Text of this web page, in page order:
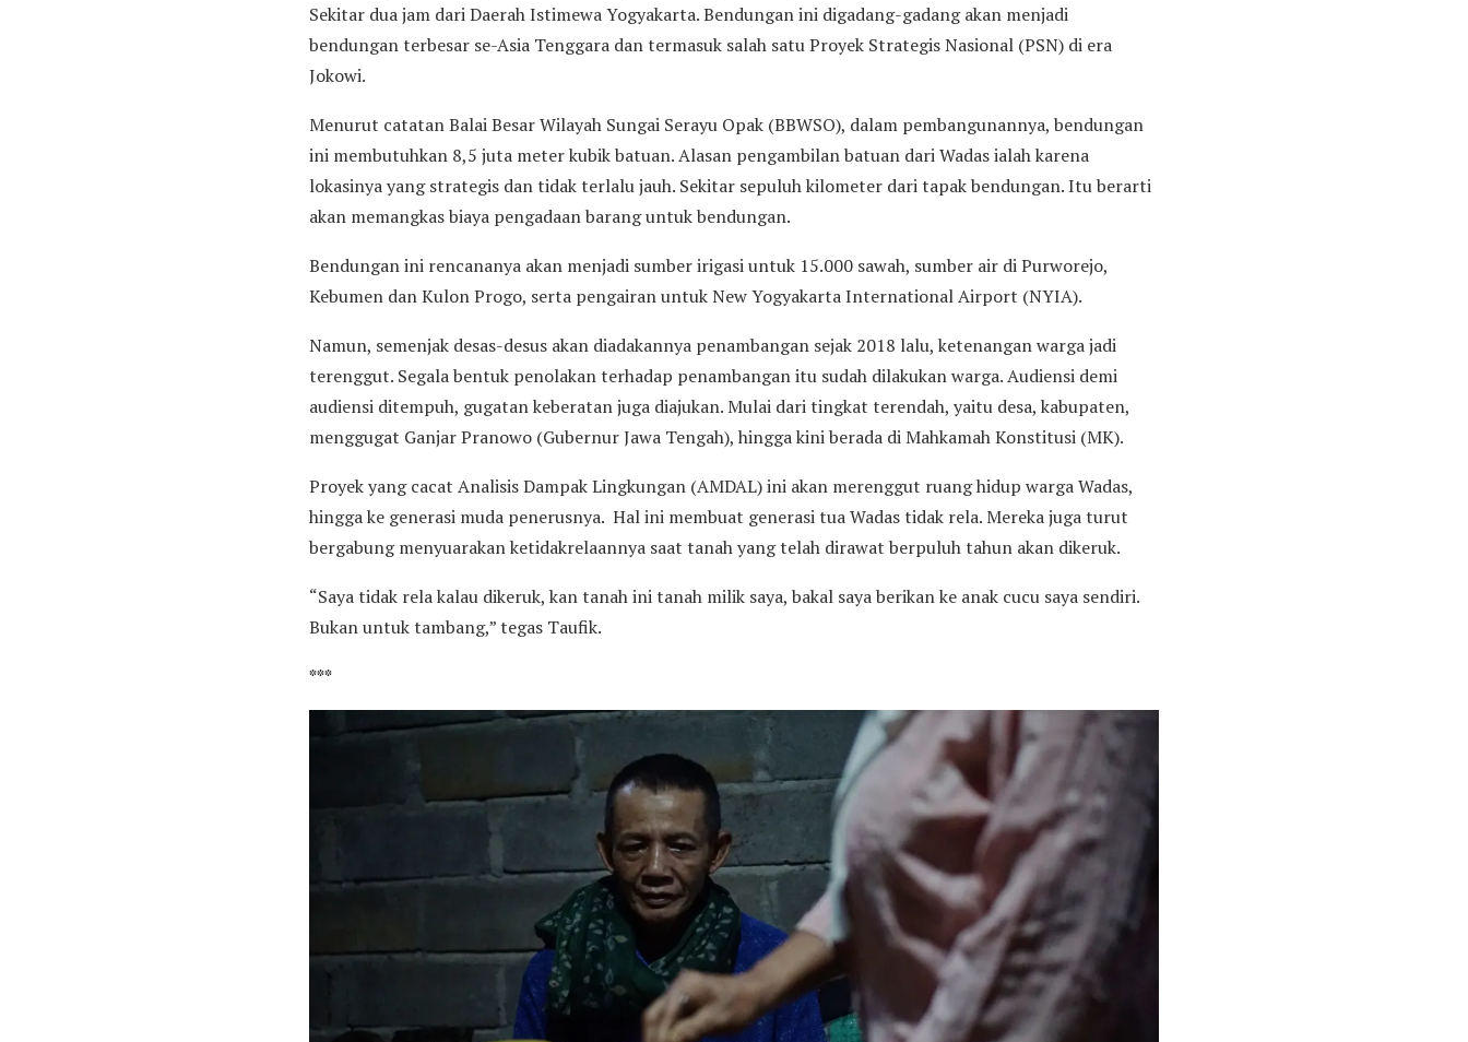
Sekitar dua jam dari Daerah Istimewa Yogyakarta. Bendungan ini digadang-gadang akan menjadi
bendungan terbesar se-Asia Tenggara dan termasuk salah satu Proyek Strategis Nasional (PSN) di era
Jokowi.
Menurut catatan Balai Besar Wilayah Sungai Serayu Opak (BBWSO), dalam pembangunannya, bendungan
ini membutuhkan 8,5 juta meter kubik batuan. Alasan pengambilan batuan dari Wadas ialah karena
lokasinya yang strategis dan tidak terlalu jauh. Sekitar sepuluh kilometer dari tapak bendungan. Itu berarti
akan memangkas biaya pengadaan barang untuk bendungan.
Bendungan ini rencananya akan menjadi sumber irigasi untuk 15.000 sawah, sumber air di Purworejo,
Kebumen dan Kulon Progo, serta pengairan untuk New Yogyakarta International Airport (NYIA).
Namun, semenjak desas-desus akan diadakannya penambangan sejak 2018 lalu, ketenangan warga jadi
terenggut. Segala bentuk penolakan terhadap penambangan itu sudah dilakukan warga. Audiensi demi
audiensi ditempuh, gugatan keberatan juga diajukan. Mulai dari tingkat terendah, yaitu desa, kabupaten,
menggugat Ganjar Pranowo (Gubernur Jawa Tengah), hingga kini berada di Mahkamah Konstitusi (MK).
Proyek yang cacat Analisis Dampak Lingkungan (AMDAL) ini akan merenggut ruang hidup warga Wadas,
hingga ke generasi muda penerusnya. Hal ini membuat generasi tua Wadas tidak rela. Mereka juga turut
bergabung menyuarakan ketidakrelaannya saat tanah yang telah dirawat berpuluh tahun akan dikeruk.
“Saya tidak rela kalau dikeruk, kan tanah ini tanah milik saya, bakal saya berikan ke anak cucu saya sendiri.
Bukan untuk tambang,” tegas Taufik.
***